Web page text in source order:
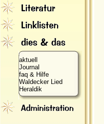
aktuell
Journal
faq & Hilfe
Waldecker Lied
Heraldik